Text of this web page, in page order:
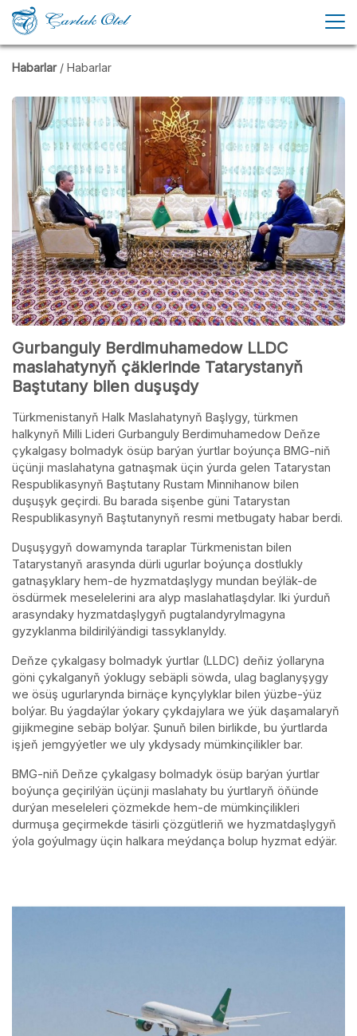
Habarlar / Habarlar
Gurbanguly Berdimuhamedow LLDC
maslahatynyň çäklerinde Tatarystanyň
Baştutany bilen duşuşdy
Türkmenistanyň Halk Maslahatynyň Başlygy, türkmen
halkynyň Milli Lideri Gurbanguly Berdimuhamedow Deňze
çykalgasy bolmadyk ösüp barýan ýurtlar boýunça BMG-niň
üçünji maslahatyna gatnaşmak üçin ýurda gelen Tatarystan
Respublikasynyň Baştutany Rustam Minnihanow bilen
duşuşyk geçirdi. Bu barada sişenbe güni Tatarystan
Respublikasynyň Baştutanynyň resmi metbugaty habar berdi.
Duşuşygyň dowamynda taraplar Türkmenistan bilen
Tatarystanyň arasynda dürli ugurlar boýunça dostlukly
gatnaşyklary hem-de hyzmatdaşlygy mundan beýläk-de
ösdürmek meselelerini ara alyp maslahatlaşdylar. Iki ýurduň
arasyndaky hyzmatdaşlygyň pugtalandyrylmagyna
gyzyklanma bildirilýändigi tassyklanyldy.
Deňze çykalgasy bolmadyk ýurtlar (LLDC) deňiz ýollaryna
göni çykalganyň ýoklugy sebäpli söwda, ulag baglanyşygy
we ösüş ugurlarynda birnäçe kynçylyklar bilen ýüzbe-ýüz
bolýar. Bu ýagdaýlar ýokary çykdajylara we ýük daşamalaryň
gijikmegine sebäp bolýar. Şunuň bilen birlikde, bu ýurtlarda
işjeň jemgyýetler we uly ykdysady mümkinçilikler bar.
BMG-niň Deňze çykalgasy bolmadyk ösüp barýan ýurtlar
boýunça geçirilýän üçünji maslahaty bu ýurtlaryň öňünde
durýan meseleleri çözmekde hem-de mümkinçilikleri
durmuşa geçirmekde täsirli çözgütleriň we hyzmatdaşlygyň
ýola goýulmagy üçin halkara meýdança bolup hyzmat edýär.